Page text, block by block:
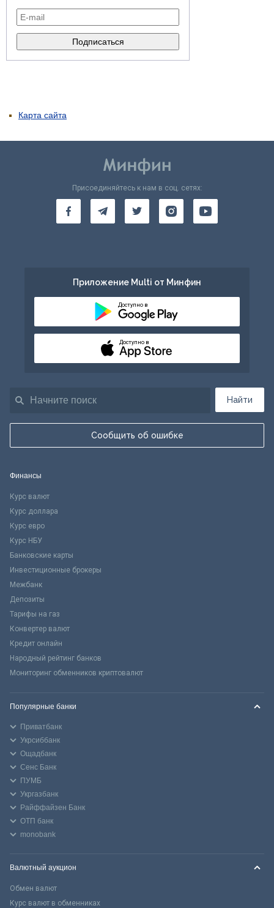
Карта сайта
Найти
Сообщить об ошибке
Присоединяйтесь к нам в соц. сетях:
Приложение Multi от Минфин
Доступно в
Доступно в
Финансы
Курс валют
Курс доллара
Курс евро
Курс НБУ
Банковские карты
Инвестиционные брокеры
Межбанк
Депозиты
Тарифы на газ
Конвертер валют
Кредит онлайн
Народный рейтинг банков
Мониторинг обменников криптовалют
Популярные банки
Приватбанк
Укрсиббанк
Ощадбанк
Сенс Банк
ПУМБ
Укргазбанк
Райффайзен Банк
ОТП банк
monobank
Валютный аукцион
Обмен валют
Курс валют в обменниках